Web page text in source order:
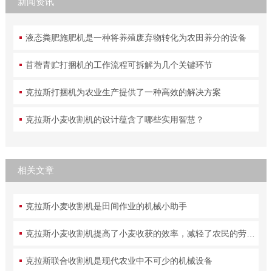
液态粪肥施肥机是一种将养殖废弃物转化为农田养分的设备
苜蓿青贮打捆机的工作流程可拆解为几个关键环节
克拉斯打捆机为农业生产提供了一种高效的解决方案
克拉斯小麦收割机的设计蕴含了哪些实用智慧？
相关文章
克拉斯小麦收割机是田间作业的机械小助手
克拉斯小麦收割机提高了小麦收获的效率，减轻了农民的劳动强度
克拉斯联合收割机是现代农业中不可少的机械设备